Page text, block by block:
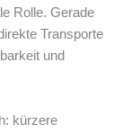
Rolle. Gerade
Transporte
und
kürzere